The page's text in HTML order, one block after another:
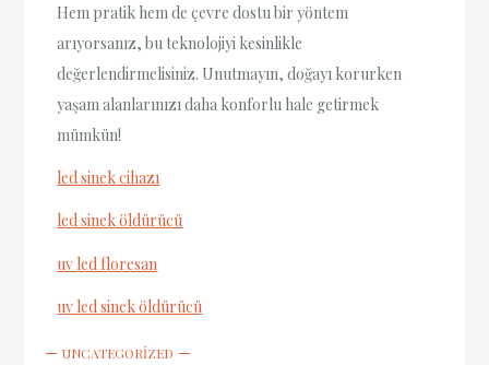
Hem pratik hem de çevre dostu bir yöntem
arıyorsanız, bu teknolojiyi kesinlikle
değerlendirmelisiniz. Unutmayın, doğayı korurken
yaşam alanlarınızı daha konforlu hale getirmek
mümkün!
led sinek cihazı
led sinek öldürücü
uv led floresan
uv led sinek öldürücü
UNCATEGORIZED